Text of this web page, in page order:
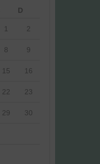
D
1 2
8 9
15 16
22 23
29 30